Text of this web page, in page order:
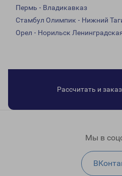
Пермь - Владикавказ
Стамбул Олимпик - Нижний
Орел - Норильск
Рассчитать и
Мы в